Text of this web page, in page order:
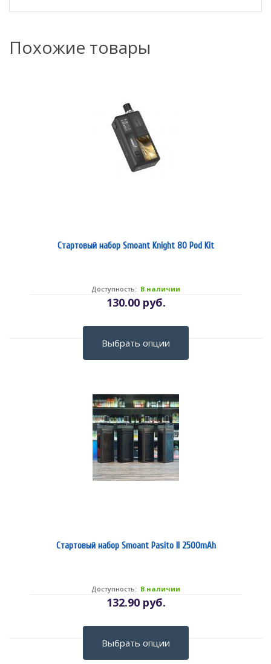
Похожие товары
Стартовый набор Smoant Knight 80 Pod Kit
130.00 руб.
Доступность: В наличии
Выбрать опции
Стартовый набор Smoant Pasito II 2500mAh
132.90 руб.
Доступность: В наличии
Выбрать опции